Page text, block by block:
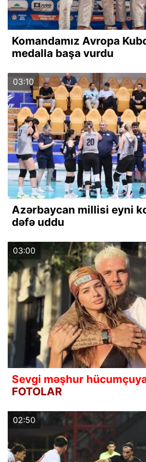
Komandamız Avropa
medalla başa vurdu
03:10
Azərbaycan millisi eyni
dəfə uddu
03:00
Sevgi məşhur
FOTOLAR
02:50